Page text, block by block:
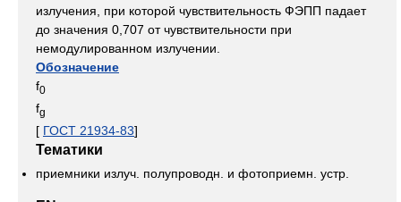
излучения, при которой чувствительность ФЭПП падает
до значения 0,707 от чувствительности при
немодулированном излучении.
Обозначение
f0
fg
[ ГОСТ 21934-83]
Тематики
приемники излуч. полупроводн. и фотоприемн. устр.